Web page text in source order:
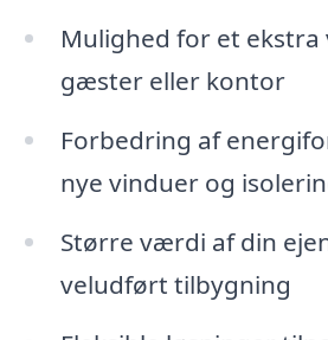
Mulighed for et
gæster eller kontor
Forbedring af
nye vinduer og
Større værdi af din
veludført tilbygning